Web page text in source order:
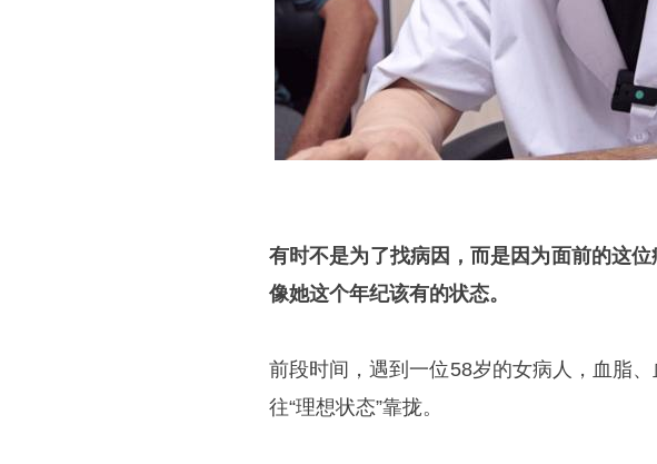
有时不是为了找病因，而是因为面前的这
像她这个年纪该有的状态。
前段时间，遇到一位58岁的女病人，血脂
往“理想状态”靠拢。